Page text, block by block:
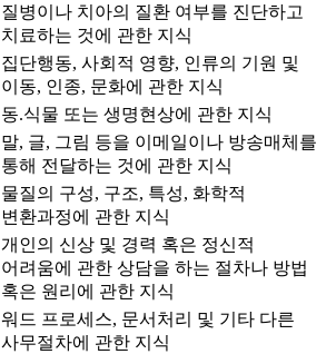
질병이나 치아의 질환 여부를 진단하고
치료하는 것에 관한 지식
집단행동, 사회적 영향, 인류의 기원 및
이동, 인종, 문화에 관한 지식
동.식물 또는 생명현상에 관한 지식
말, 글, 그림 등을 이메일이나 방송매체를
통해 전달하는 것에 관한 지식
물질의 구성, 구조, 특성, 화학적
변환과정에 관한 지식
개인의 신상 및 경력 혹은 정신적
어려움에 관한 상담을 하는 절차나 방법
혹은 원리에 관한 지식
워드 프로세스, 문서처리 및 기타 다른
사무절차에 관한 지식